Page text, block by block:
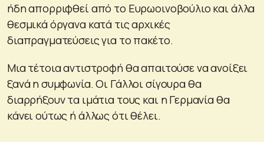
ήδη απορριφθεί από το Ευρωοινοβούλιο και άλλα
θεσμικά όργανα κατά τις αρχικές
διαπραγματεύσεις για το πακέτο.
Μια τέτοια αντιστροφή θα απαιτούσε να ανοίξει
ξανά η συμφωνία. Οι Γάλλοι σίγουρα θα
διαρρήξουν τα ιμάτια τους και η Γερμανία θα
κάνει ούτως ή άλλως ότι θέλει.